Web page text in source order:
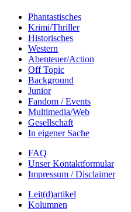
Phantastisches
Krimi/Thriller
Historisches
Western
Abenteuer/Action
Off Topic
Background
Junior
Fandom / Events
Multimedia/Web
Gesellschaft
In eigener Sache
FAQ
Unser Kontaktformular
Impressum / Disclaimer
Leit(d)artikel
Kolumnen